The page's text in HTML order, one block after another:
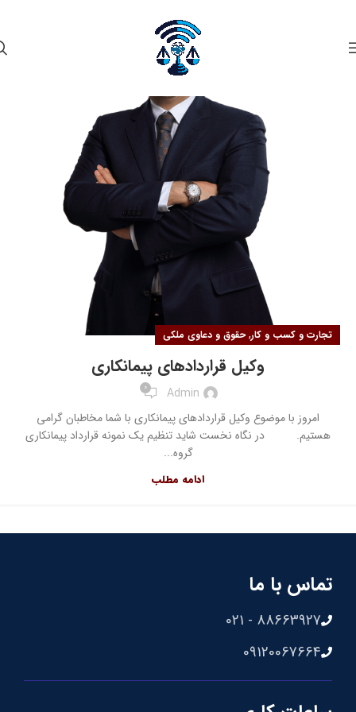
تجارت و کسب و کار,حقوق و دعاوی ملکی
وکیل قراردادهای پیمانکاری
Admin
0
امروز با موضوع وکیل قراردادهای پیمانکاری با شما مخاطبان گرامی
هستیم. در نگاه نخست شاید تنظیم یک نمونه قرارداد پیمانکاری
گروه...
ادامه مطلب
تماس با ما
88663927 - 021
09120067664